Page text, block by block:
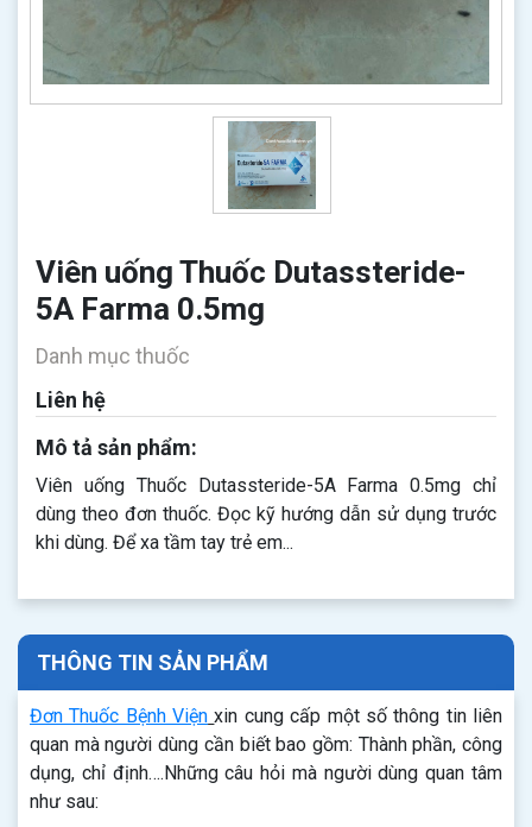
Viên uống Thuốc Dutassteride-
5A Farma 0.5mg
Danh mục thuốc
Liên hệ
Mô tả sản phẩm:
Viên uống Thuốc Dutassteride-5A Farma 0.5mg chỉ
dùng theo đơn thuốc. Đọc kỹ hướng dẫn sử dụng trước
khi dùng. Để xa tầm tay trẻ em...
THÔNG TIN SẢN PHẨM
Đơn Thuốc Bệnh Viện xin cung cấp một số thông tin liên
quan mà người dùng cần biết bao gồm: Thành phần, công
dụng, chỉ định….Những câu hỏi mà người dùng quan tâm
như sau: